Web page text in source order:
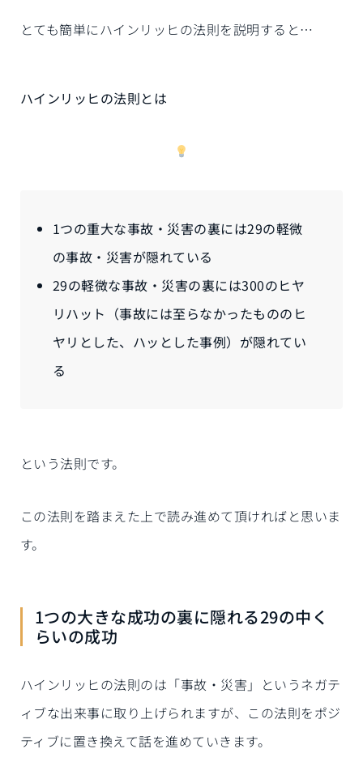
とても簡単にハインリッヒの法則を説明すると…
ハインリッヒの法則とは
1つの重大な事故・災害の裏には29の軽微
の事故・災害が隠れている
29の軽微な事故・災害の裏には300のヒヤ
リハット（事故には至らなかったもののヒ
ヤリとした、ハッとした事例）が隠れてい
る
という法則です。
この法則を踏まえた上で読み進めて頂ければと思いま
す。
1つの大きな成功の裏に隠れる29の中く
らいの成功
ハインリッヒの法則のは「事故・災害」というネガテ
ィブな出来事に取り上げられますが、この法則をポジ
ティブに置き換えて話を進めていきます。